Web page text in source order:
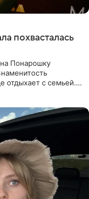
похвасталась
Понарошку
отдыхает с семьей.